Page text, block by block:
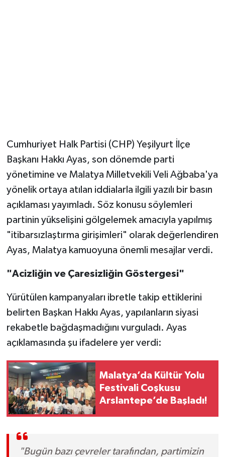
Cumhuriyet Halk Partisi (CHP) Yeşilyurt İlçe
Başkanı Hakkı Ayas, son dönemde parti
yönetimine ve Malatya Milletvekili Veli Ağbaba'ya
yönelik ortaya atılan iddialarla ilgili yazılı bir basın
açıklaması yayımladı. Söz konusu söylemleri
partinin yükselişini gölgelemek amacıyla yapılmış
"itibarsızlaştırma girişimleri" olarak değerlendiren
Ayas, Malatya kamuoyuna önemli mesajlar verdi.
"Acizliğin ve Çaresizliğin Göstergesi"
Yürütülen kampanyaları ibretle takip ettiklerini
belirten Başkan Hakkı Ayas, yapılanların siyasi
rekabetle bağdaşmadığını vurguladı. Ayas
açıklamasında şu ifadelere yer verdi:
Malatya’da Kültür Yolu
Festivali Coşkusu
Arslantepe’de Başladı!
"Bugün bazı çevreler tarafından, partimizin